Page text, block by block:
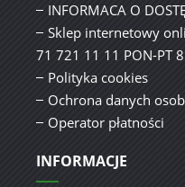
INFORMACA O
Sklep internetowy
71 721 11 11 PON-PT
Polityka cookies
Ochrona danych
Operator płatności
INFORMACJE